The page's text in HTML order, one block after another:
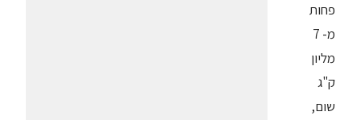
פחות
מ- 7
מליון
ק"ג
שום,